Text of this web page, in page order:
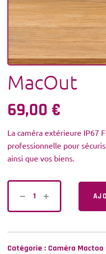
MacOut
69,00 €
La caméra extérieure IP67
professionnelle pour
ainsi que vos biens.
Catégorie : Caméra Mactoo